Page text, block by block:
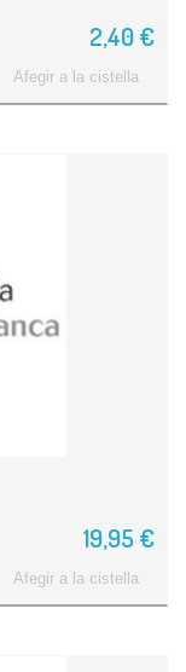
2,40 €
Afegir a la cistella
19,95 €
Afegir a la cistella